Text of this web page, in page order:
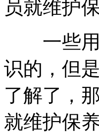
员就维护
一些用
识的，但
了解了，
就维护保